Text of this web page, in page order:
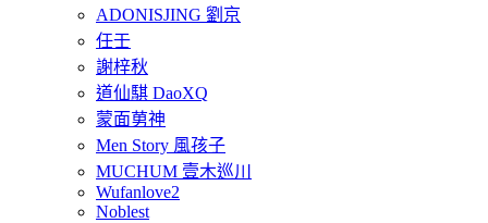
ADONISJING 劉京
任壬
謝梓秋
道仙騏 DaoXQ
蒙面莮神
Men Story 風孩子
MUCHUM 壹木巡川
Wufanlove2
Noblest